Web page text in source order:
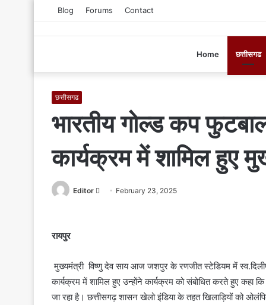
Blog Forums Contact
Home छत्तीसगढ
छत्तीसगढ
भारतीय गोल्ड कप
कार्यक्रम में शामिल हुए
Editor
n
e
February 23, 2025
रायपुर
मुख्यमंत्री विष्णु देव साय आज जशपुर के रणजीत स्टेडियम में
कार्यक्रम में शामिल हुए उन्होंने कार्यक्रम को संबोधित करते हुए कहा
जा रहा है। छत्तीसगढ़ शासन खेलो इंडिया के तहत खिलाड़ियों को